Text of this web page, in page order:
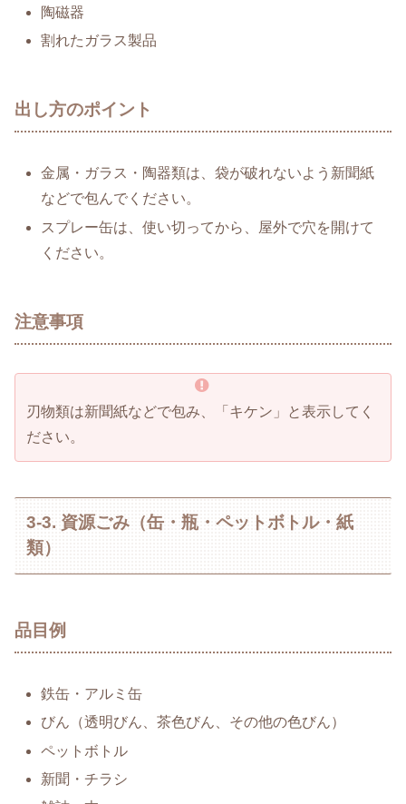
陶磁器
割れたガラス製品
出し方のポイント
金属・ガラス・陶器類は、袋が破れないよう新聞紙
などで包んでください。
スプレー缶は、使い切ってから、屋外で穴を開けて
ください。
注意事項
刃物類は新聞紙などで包み、「キケン」と表示してく
ださい。
3-3. 資源ごみ（缶・瓶・ペットボトル・紙
類）
品目例
鉄缶・アルミ缶
びん（透明びん、茶色びん、その他の色びん）
ペットボトル
新聞・チラシ